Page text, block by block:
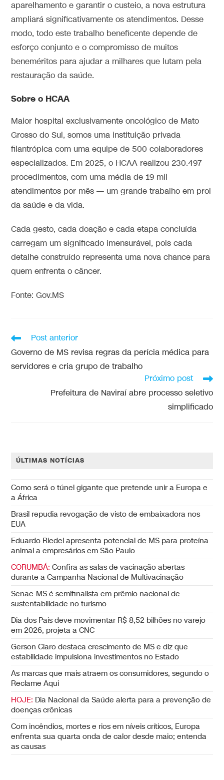
aparelhamento e garantir o custeio, a nova estrutura
ampliará significativamente os atendimentos. Desse
modo, todo este trabalho beneficente depende de
esforço conjunto e o compromisso de muitos
beneméritos para ajudar a milhares que lutam pela
restauração da saúde.
Sobre o HCAA
Maior hospital exclusivamente oncológico de Mato
Grosso do Sul, somos uma instituição privada
filantrópica com uma equipe de 500 colaboradores
especializados. Em 2025, o HCAA realizou 230.497
procedimentos, com uma média de 19 mil
atendimentos por mês — um grande trabalho em prol
da saúde e da vida.
Cada gesto, cada doação e cada etapa concluída
carregam um significado imensurável, pois cada
detalhe construído representa uma nova chance para
quem enfrenta o câncer.
Fonte: Gov.MS
Post anterior
Governo de MS revisa regras da perícia médica para
servidores e cria grupo de trabalho
Próximo post
Prefeitura de Naviraí abre processo seletivo
simplificado
ÚLTIMAS NOTÍCIAS
Como será o túnel gigante que pretende unir a Europa e
a África
Brasil repudia revogação de visto de embaixadora nos
EUA
Eduardo Riedel apresenta potencial de MS para proteína
animal a empresários em São Paulo
CORUMBÁ: Confira as salas de vacinação abertas
durante a Campanha Nacional de Multivacinação
Senac-MS é semifinalista em prêmio nacional de
sustentabilidade no turismo
Dia dos Pais deve movimentar R$ 8,52 bilhões no varejo
em 2026, projeta a CNC
Gerson Claro destaca crescimento de MS e diz que
estabilidade impulsiona investimentos no Estado
As marcas que mais atraem os consumidores, segundo o
Reclame Aqui
HOJE: Dia Nacional da Saúde alerta para a prevenção de
doenças crônicas
Com incêndios, mortes e rios em níveis críticos, Europa
enfrenta sua quarta onda de calor desde maio; entenda
as causas